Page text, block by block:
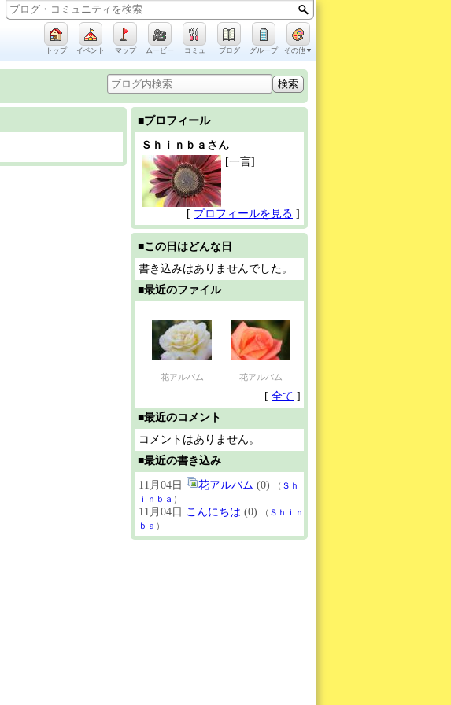
トップ イベント マップ ムービー コミュ ブログ グループ その他▼
■プロフィール
Ｓｈｉｎｂａさん
[一言]
[ プロフィールを見る ]
■この日はどんな日
書き込みはありませんでした。
■最近のファイル
花アルバム 花アルバム
[ 全て ]
■最近のコメント
コメントはありません。
■最近の書き込み
11月04日 花アルバム (0) （ Ｓｈ
ｉｎｂａ ）
11月04日 こんにちは (0) （ Ｓｈｉｎ
ｂａ ）